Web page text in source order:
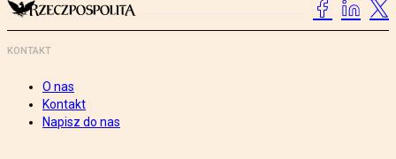
KONTAKT
O nas
Kontakt
Napisz do nas